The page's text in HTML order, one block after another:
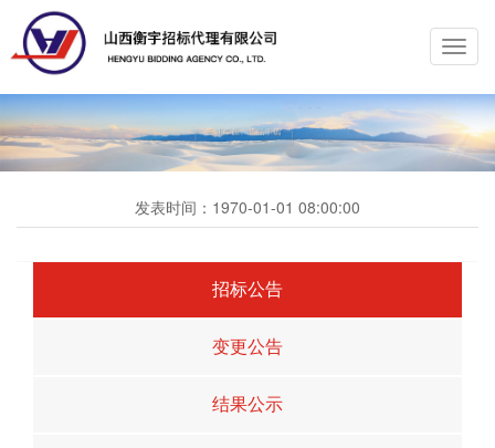
发表时间： 1970-01-01 08:00:00
招标公告
变更公告
结果公示